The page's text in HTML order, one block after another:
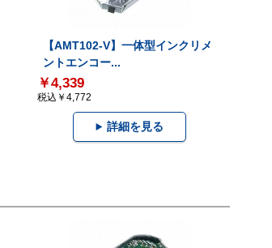
【AMT102-V】一体型インクリメ
ントエンコー...
￥4,339
税込￥4,772
詳細を見る